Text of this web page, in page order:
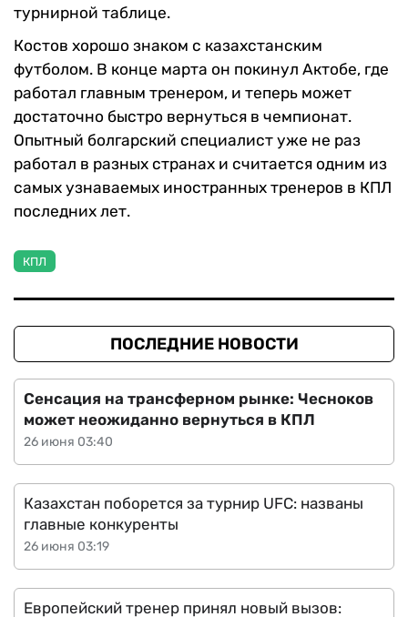
турнирной таблице.
Костов хорошо знаком с казахстанским
футболом. В конце марта он покинул Актобе, где
работал главным тренером, и теперь может
достаточно быстро вернуться в чемпионат.
Опытный болгарский специалист уже не раз
работал в разных странах и считается одним из
самых узнаваемых иностранных тренеров в КПЛ
последних лет.
КПЛ
ПОСЛЕДНИЕ НОВОСТИ
26 июня 03:40
Сенсация на трансферном рынке: Чесноков
может неожиданно вернуться в КПЛ
26 июня 03:19
Казахстан поборется за турнир UFC: названы
главные конкуренты
Европейский тренер принял новый вызов: